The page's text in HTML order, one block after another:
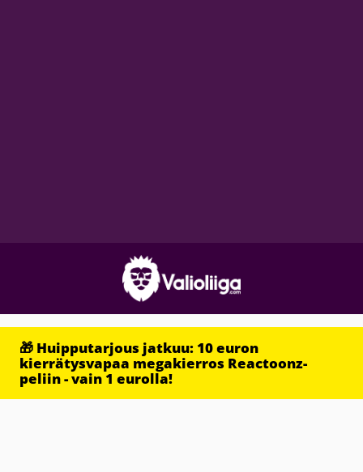
🎁 Huipputarjous jatkuu: 10 euron
kierrätysvapaa megakierros Reactoonz-
peliin - vain 1 eurolla!